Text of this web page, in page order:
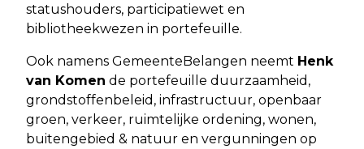
statushouders, participatiewet en
bibliotheekwezen in portefeuille.
Ook namens GemeenteBelangen neemt Henk
van Komen de portefeuille duurzaamheid,
grondstoffenbeleid, infrastructuur, openbaar
groen, verkeer, ruimtelijke ordening, wonen,
buitengebied & natuur en vergunningen op